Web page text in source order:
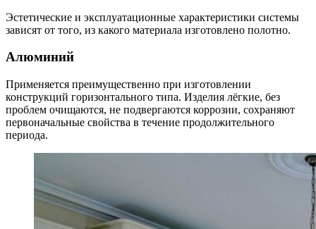
Эстетические и эксплуатационные характеристики системы
зависят от того, из какого материала изготовлено полотно.
Алюминий
Применяется преимущественно при изготовлении
конструкций горизонтального типа. Изделия лёгкие, без
проблем очищаются, не подвергаются коррозии, сохраняют
первоначальные свойства в течение продолжительного
периода.